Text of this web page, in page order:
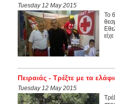
Tuesday 12 May 2015
Το
Πειραιάς - Τρέξτε με τα
Tuesday 12 May 2015